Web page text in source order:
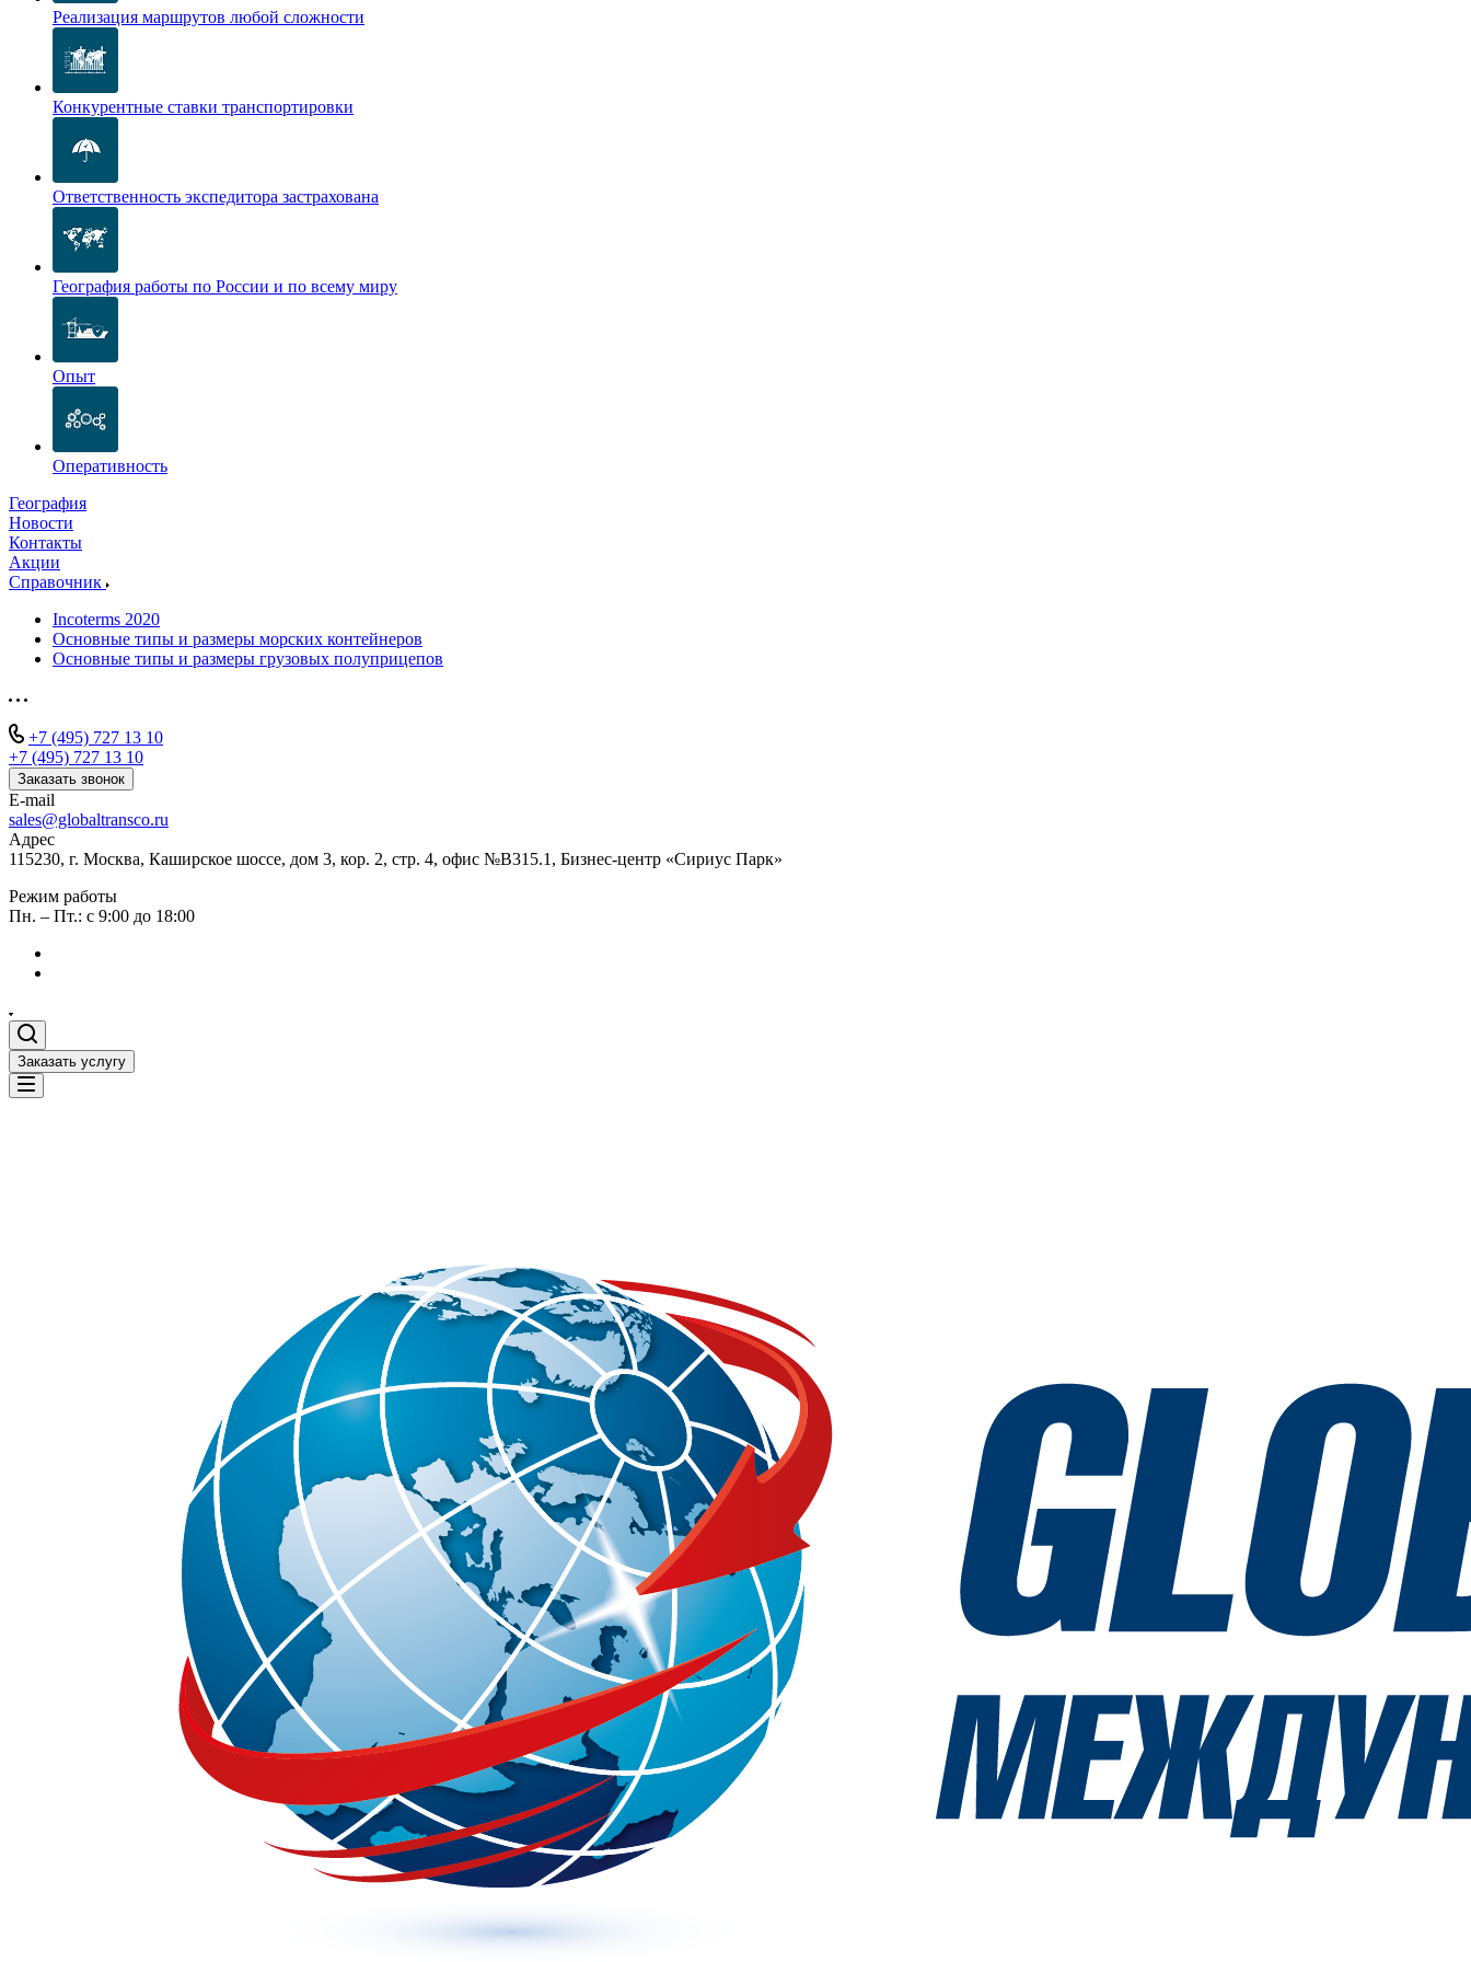
Реализация маршрутов любой сложности
Конкурентные ставки транспортировки
Ответственность экспедитора застрахована
География работы по России и по всему миру
Опыт
Оперативность
География
Новости
Контакты
Акции
Справочник
Incoterms 2020
Основные типы и размеры морских контейнеров
Основные типы и размеры грузовых полуприцепов
+7 (495) 727 13 10
+7 (495) 727 13 10
Заказать звонок
E-mail
sales@globaltransco.ru
Адрес
115230, г. Москва, Каширское шоссе, дом 3, кор. 2, стр. 4, офис №В315.1, Бизнес-центр «Сириус Парк»
Режим работы
Пн. – Пт.: с 9:00 до 18:00
Заказать услугу